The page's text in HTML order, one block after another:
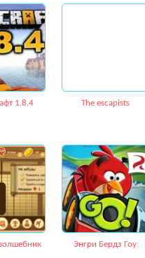
1.8.4 The escapists
Энгри Бердз Гоу